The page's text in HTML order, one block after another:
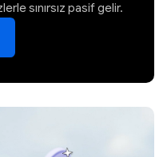
sınırsız pasif gelir.